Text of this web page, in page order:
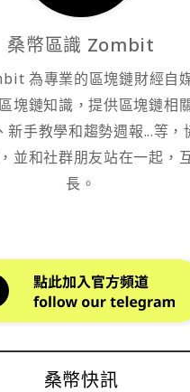
桑幣區識 Zombit
為專業的區塊鏈財經自
塊鏈知識，提供區塊鏈相
新手教學和趨勢週報...等，
並和社群朋友站在一起，
長。
桑幣快訊